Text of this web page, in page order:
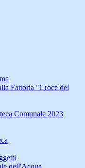
Fattoria "Croce del
Comunale 2023